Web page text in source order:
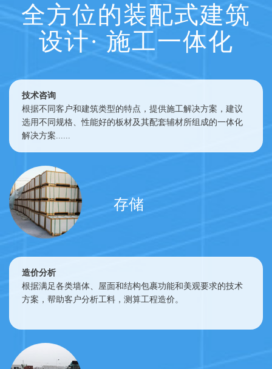
全方位的装配式建筑
设计· 施工一体化
技术咨询
根据不同客户和建筑类型的特点，提供施工解决方案，建议
选用不同规格、性能好的板材及其配套辅材所组成的一体化
解决方案......
存储
造价分析
根据满足各类墙体、屋面和结构包裹功能和美观要求的技术
方案，帮助客户分析工料，测算工程造价。